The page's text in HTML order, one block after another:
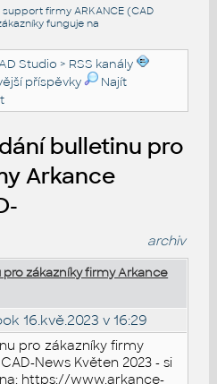
firmy ARKANCE (CAD
funguje na
Studio > RSS kanály
příspěvky
Najít
bulletinu pro
Arkance
archiv
zákazníky firmy Arkance
16.kvě.2023 v 16:29
pro zákazníky firmy
News Květen 2023 - si
https://www.arkance-